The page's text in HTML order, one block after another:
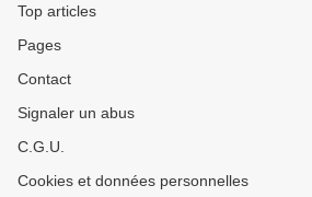
Top articles
Pages
Contact
Signaler un abus
C.G.U.
Cookies et données personnelles